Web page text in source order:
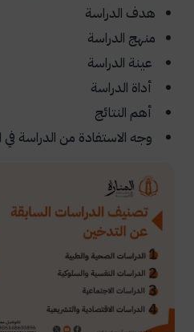
هدف الدراسة
منهج الدراسة
عينة الدراسة
أداة الدراسة
أهم النتائج
وجه الاستفادة من الدراسة في